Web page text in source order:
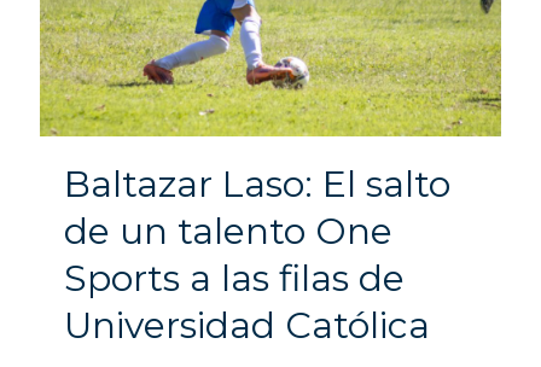
Baltazar Laso: El salto
de un talento One
Sports a las filas de
Universidad Católica